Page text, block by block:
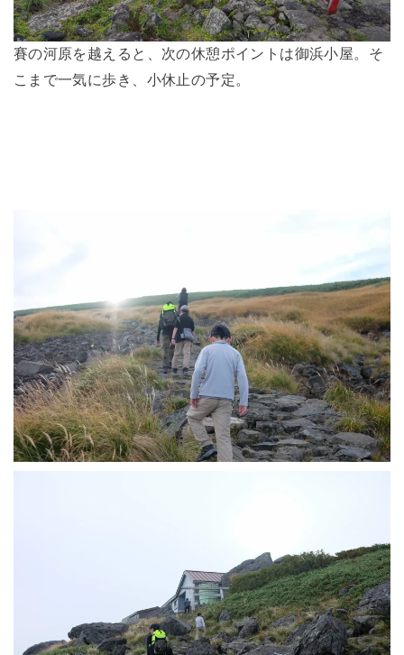
賽の河原を越えると、次の休憩ポイントは御浜小屋。そ
こまで一気に歩き、小休止の予定。